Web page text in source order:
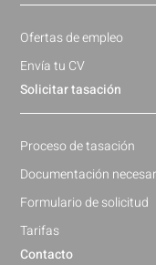
Contacto
Solicitar tasación
Proceso de tasación
Documentación
Formulario de solicitud
Tarifas
Ofertas de empleo
Envía tu CV